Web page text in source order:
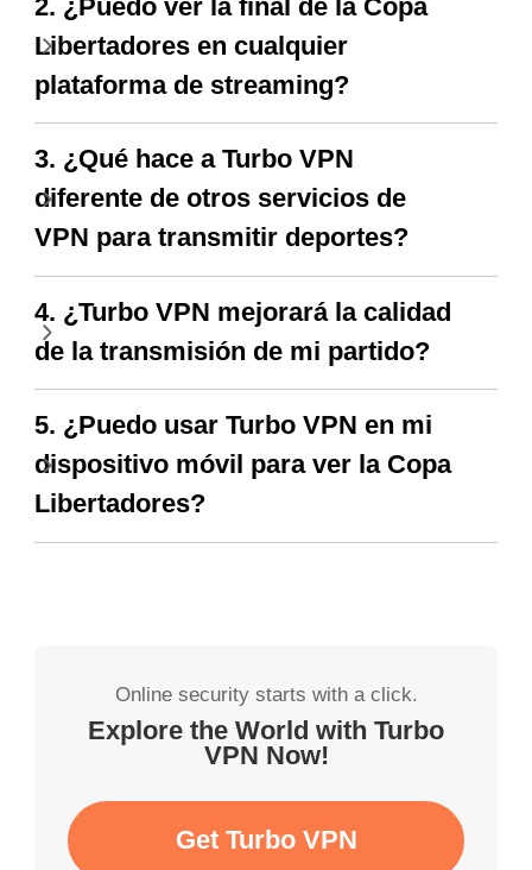
2. ¿Puedo ver la final de la Copa
Libertadores en cualquier
plataforma de streaming?
3. ¿Qué hace a Turbo VPN
diferente de otros servicios de
VPN para transmitir deportes?
4. ¿Turbo VPN mejorará la calidad
de la transmisión de mi partido?
5. ¿Puedo usar Turbo VPN en mi
dispositivo móvil para ver la Copa
Libertadores?
Online security starts with a click.
Explore the World with Turbo
VPN Now!
Get Turbo VPN